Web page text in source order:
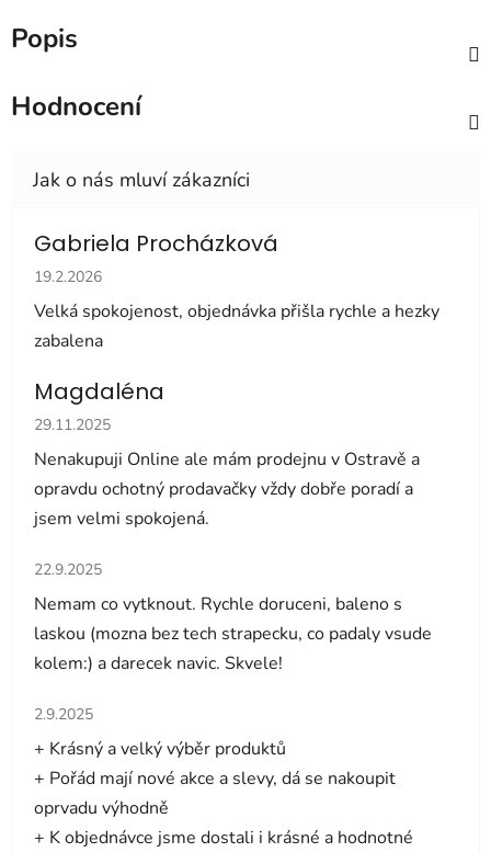
Popis
Hodnocení
Gabriela Procházková
Hodnocení obchodu je 5 z 5 hvězdiček.
19.2.2026
Velká spokojenost, objednávka přišla rychle a hezky
zabalena
Magdaléna
Hodnocení obchodu je 5 z 5 hvězdiček.
29.11.2025
Nenakupuji Online ale mám prodejnu v Ostravě a
opravdu ochotný prodavačky vždy dobře poradí a
jsem velmi spokojená.
Hodnocení obchodu je 5 z 5 hvězdiček.
22.9.2025
Nemam co vytknout. Rychle doruceni, baleno s
laskou (mozna bez tech strapecku, co padaly vsude
kolem:) a darecek navic. Skvele!
Hodnocení obchodu je 5 z 5 hvězdiček.
2.9.2025
+ Krásný a velký výběr produktů
+ Pořád mají nové akce a slevy, dá se nakoupit
oprvadu výhodně
+ K objednávce jsme dostali i krásné a hodnotné